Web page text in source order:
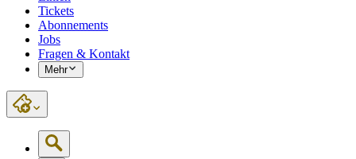
Tickets
Abonnements
Jobs
Fragen & Kontakt
Mehr